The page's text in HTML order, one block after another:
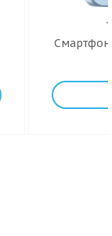
Смартфон